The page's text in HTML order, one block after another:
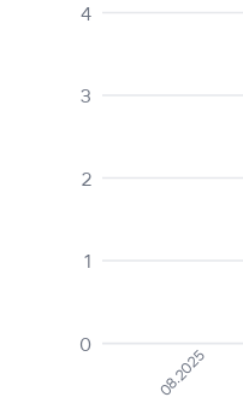
0
1
2
3
4
08.2025